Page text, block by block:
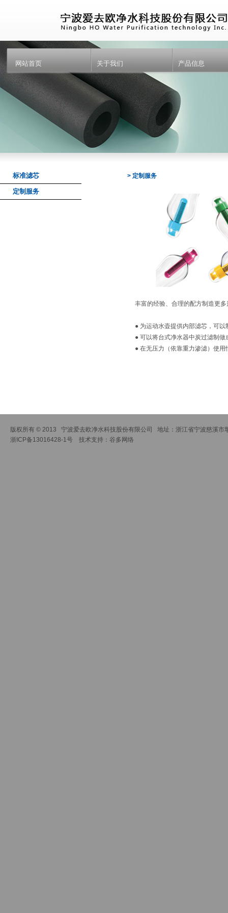
网站首页 关于我们 产品信息
标准滤芯
定制服务
> 定制服务
丰富的经验、合理的配方制造更
● 为运动水壶提供内部滤芯，可
● 可以将台式净水器中炭过滤制做
● 在无压力（依靠重力渗滤）使
版权所有 © 2013 宁波爱去欧净水科技股份有限公司 地址：浙江省宁波慈溪
浙ICP备13016428-1号 技术支持： 谷多网络